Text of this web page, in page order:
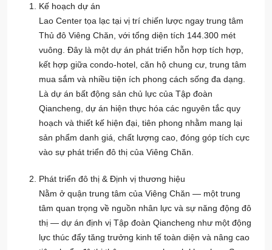
Kế hoạch dự án
Lao Center tọa lạc tại vị trí chiến lược ngay trung tâm
Thủ đô Viêng Chăn, với tổng diện tích 144.300 mét
vuông. Đây là một dự án phát triển hỗn hợp tích hợp,
kết hợp giữa condo-hotel, căn hộ chung cư, trung tâm
mua sắm và nhiều tiện ích phong cách sống đa dạng.
Là dự án bất động sản chủ lực của Tập đoàn
Qiancheng, dự án hiện thực hóa các nguyên tắc quy
hoạch và thiết kế hiện đại, tiên phong nhằm mang lại
sản phẩm danh giá, chất lượng cao, đóng góp tích cực
vào sự phát triển đô thị của Viêng Chăn.
Phát triển đô thị & Định vị thương hiệu
Nằm ở quận trung tâm của Viêng Chăn — một trung
tâm quan trọng về nguồn nhân lực và sự năng động đô
thị — dự án định vị Tập đoàn Qiancheng như một động
lực thúc đẩy tăng trưởng kinh tế toàn diện và nâng cao